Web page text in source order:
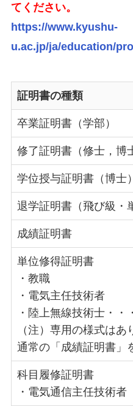
てください。
https://www.kyushu-
u.ac.jp/ja/education/
証明書の種類
卒業証明書（学部）
修了証明書（修士，博
学位授与証明書（博士）
退学証明書（飛び級・
成績証明書
単位修得証明書
・教職
・電気主任技術者
・陸上無線技術士・・
（注）専用の様式はあ
通常の「成績証明書」
科目履修証明書
・電気通信主任技術者